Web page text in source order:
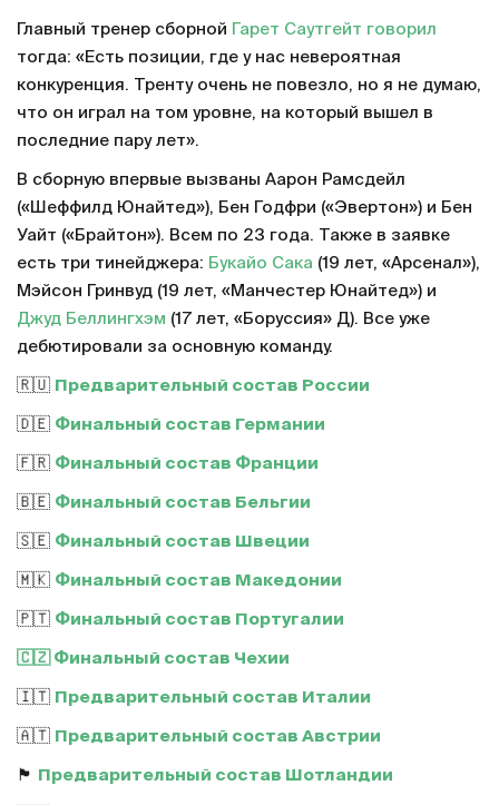
Главный тренер сборной Гарет Саутгейт говорил
тогда: «Есть позиции, где у нас невероятная
конкуренция. Тренту очень не повезло, но я не думаю,
что он играл на том уровне, на который вышел в
последние пару лет».
В сборную впервые вызваны Аарон Рамсдейл
(«Шеффилд Юнайтед»), Бен Годфри («Эвертон») и Бен
Уайт («Брайтон»). Всем по 23 года. Также в заявке
есть три тинейджера: Букайо Сака (19 лет, «Арсенал»),
Мэйсон Гринвуд (19 лет, «Манчестер Юнайтед») и
Джуд Беллингхэм (17 лет, «Боруссия» Д). Все уже
дебютировали за основную команду.
🇷🇺 Предварительный состав России
🇩🇪 Финальный состав Германии
🇫🇷 Финальный состав Франции
🇧🇪 Финальный состав Бельгии
🇸🇪 Финальный состав Швеции
🇲🇰 Финальный состав Македонии
🇵🇹 Финальный состав Португалии
🇨🇿 Финальный состав Чехии
🇮🇹 Предварительный состав Италии
🇦🇹 Предварительный состав Австрии
🏴󠁧󠁢󠁳󠁣󠁴󠁿 Предварительный состав Шотландии